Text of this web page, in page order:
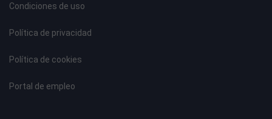
Condiciones de uso
Política de privacidad
Política de cookies
Portal de empleo